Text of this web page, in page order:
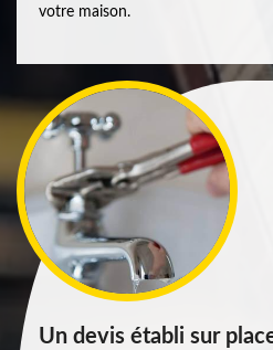
votre maison.
Un devis établi sur